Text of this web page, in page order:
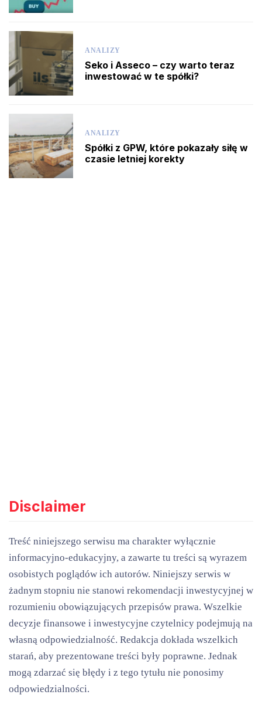
ANALIZY
Seko i Asseco – czy warto teraz
inwestować w te spółki?
ANALIZY
Spółki z GPW, które pokazały siłę w
czasie letniej korekty
Disclaimer
Treść niniejszego serwisu ma charakter wyłącznie
informacyjno-edukacyjny, a zawarte tu treści są wyrazem
osobistych poglądów ich autorów. Niniejszy serwis w
żadnym stopniu nie stanowi rekomendacji inwestycyjnej w
rozumieniu obowiązujących przepisów prawa. Wszelkie
decyzje finansowe i inwestycyjne czytelnicy podejmują na
własną odpowiedzialność. Redakcja dokłada wszelkich
starań, aby prezentowane treści były poprawne. Jednak
mogą zdarzać się błędy i z tego tytułu nie ponosimy
odpowiedzialności.